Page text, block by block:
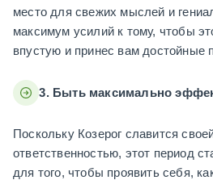
место для свежих мыслей и
максимум усилий к тому, чтобы
впустую и принес вам
3. Быть максимально
Поскольку Козерог славится
ответственностью, этот период
для того, чтобы проявить себя,